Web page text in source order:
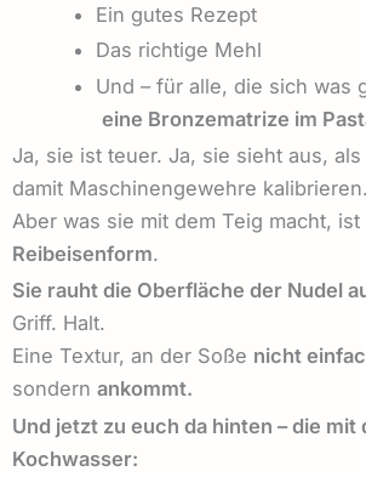
Ein gutes Rezept
Das richtige Mehl
Und – für alle, die sich was
eine Bronzematrize im
Ja, sie ist teuer. Ja, sie sieht aus,
damit Maschinengewehre kalibrieren.
Aber was sie mit dem Teig macht, ist
Reibeisenform.
Sie rauht die Oberfläche der Nudel
Griff. Halt.
Eine Textur, an der Soße nicht
sondern ankommt.
Und jetzt zu euch da hinten – die mit
Kochwasser: